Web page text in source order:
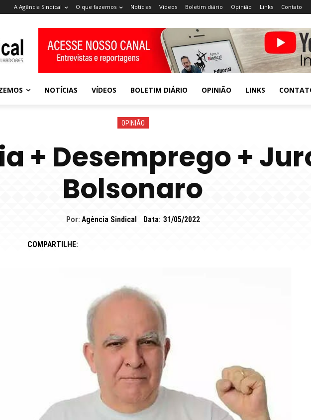
A Agência Sindical O que fazemos Notícias Vídeos Boletim diário Opinião Links Contato
NOTÍCIAS VÍDEOS BOLETIM DIÁRIO OPINIÃO LINKS
OPINIÃO
+ Desemprego +
Bolsonaro
Por: Agência Sindical Data: 31/05/2022
COMPARTILHE: